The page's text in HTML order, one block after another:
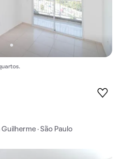
· São Paulo